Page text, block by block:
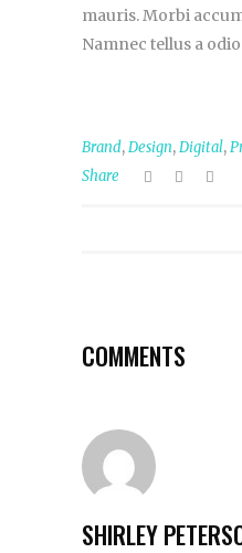
mauris. Morbi
Namnec tellus a
Brand,Design,Digital,
Share
COMMENTS
SHIRLEY